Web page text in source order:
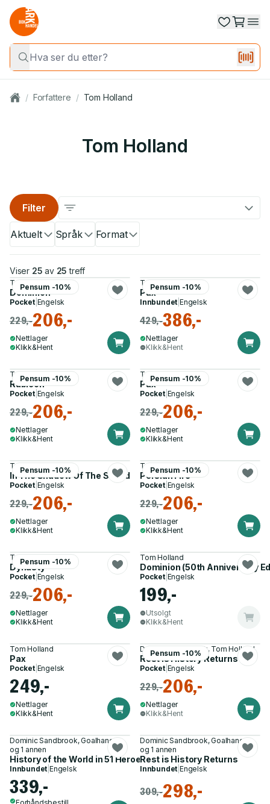
/ Forfattere / Tom Holland
Tom Holland
Aktuelt Språk Format
Filter
Viser 25 av 25 treff
Pensum -10%
Tom Holland
Dominion
Pocket| Engelsk
229,-206,-
Nettlager
Klikk&Hent
Pensum -10%
Tom Holland
Pax
Innbundet |Engelsk
429,-386,-
Nettlager
Klikk&Hent
Pensum -10%
Tom Holland
Rubicon
Pocket| Engelsk
229,-206,-
Nettlager
Klikk&Hent
Pensum -10%
Tom Holland
Pax
Pocket| Engelsk
229,-206,-
Nettlager
Klikk&Hent
Pensum -10%
Tom Holland
In The Shadow Of The Sword
Pocket| Engelsk
229,-206,-
Nettlager
Klikk&Hent
Pensum -10%
Tom Holland
Persian Fire
Pocket| Engelsk
229,-206,-
Nettlager
Klikk&Hent
Pensum -10%
Tom Holland
Dynasty
Pocket| Engelsk
229,-206,-
Nettlager
Klikk&Hent
Tom Holland
Dominion (50th Anniversary
Pocket| Engelsk
199,-
Utsolgt
Klikk&Hent
Tom Holland
Pax
Pocket| Engelsk
249,-
Nettlager
Klikk&Hent
Pensum -10%
Dominic Sandbrook, Tom Holland
Rest is History Returns
Pocket| Engelsk
229,-206,-
Nettlager
Klikk&Hent
Dominic Sandbrook, Goalhanger
og 1 annen
History of the World in 51 Heroes and Villains
Innbundet |Engelsk
339,-
Dominic Sandbrook, Goalhanger
og 1 annen
Rest is History Returns
Innbundet |Engelsk
309,-298,-